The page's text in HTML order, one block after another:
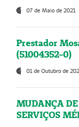
07 de Maio de 2021
Prestador
(51004352-0)
01 de Outubro de
MUDANÇA
SERVIÇOS